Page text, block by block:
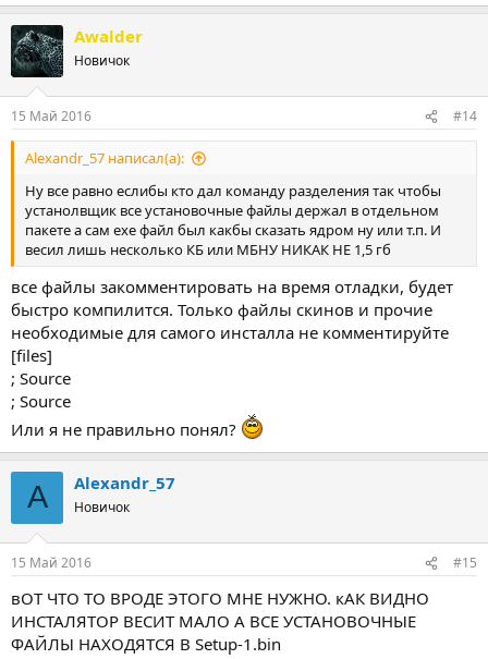
к
ц
и
Awalder
Новичок
15 Май 2016 #14
Alexandr_57 написал(а):
Ну все равно еслибы кто дал команду разделения так чтобы
устанолвщик все установочные файлы держал в отдельном
пакете а сам ехе файл был какбы сказать ядром ну или т.п. И
весил лишь несколько КБ или МБНУ НИКАК НЕ 1,5 гб
все файлы закомментировать на время отладки, будет
быстро компилится. Только файлы скинов и прочие
необходимые для самого инсталла не комментируйте
[files]
; Source
; Source
Или я не правильно понял?
A Alexandr_57
Новичок
15 Май 2016 #15
вОТ ЧТО ТО ВРОДЕ ЭТОГО МНЕ НУЖНО. кАК ВИДНО
ИНСТАЛЯТОР ВЕСИТ МАЛО А ВСЕ УСТАНОВОЧНЫЕ
ФАЙЛЫ НАХОДЯТСЯ В Setup-1.bin